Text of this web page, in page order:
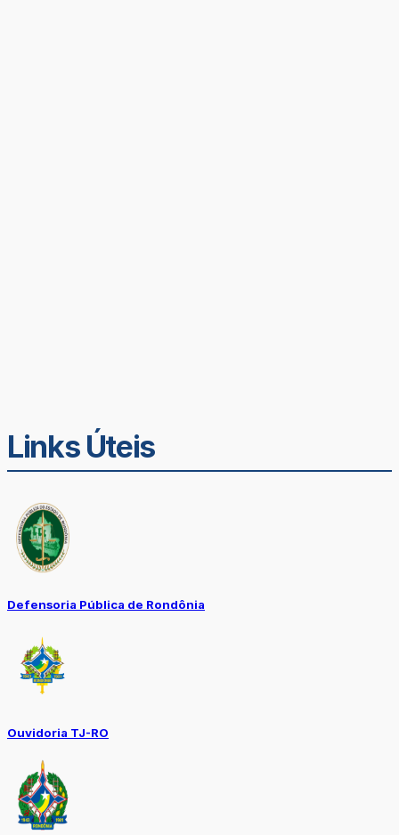
Links Úteis
Defensoria Pública de Rondônia
Ouvidoria TJ-RO